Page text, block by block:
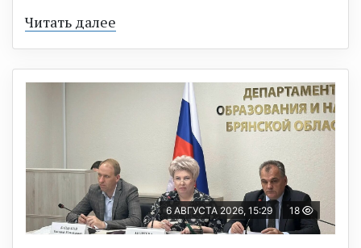
Читать далее
6 АВГУСТА 2026, 15:29 18